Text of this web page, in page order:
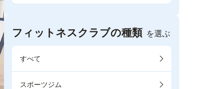
フィットネスクラブの種類 を選ぶ
すべて
スポーツジム